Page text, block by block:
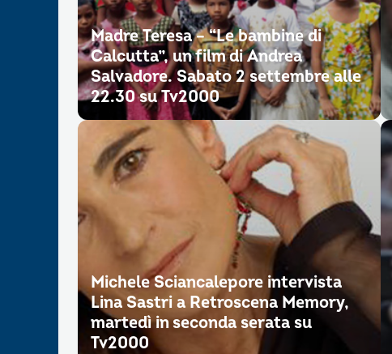
Madre Teresa – “Le bambine di
Calcutta”, un film di Andrea
Salvadore. Sabato 2 settembre alle
22.30 su Tv2000
Michele Sciancalepore intervista
Lina Sastri a Retroscena Memory,
martedì in seconda serata su
Tv2000